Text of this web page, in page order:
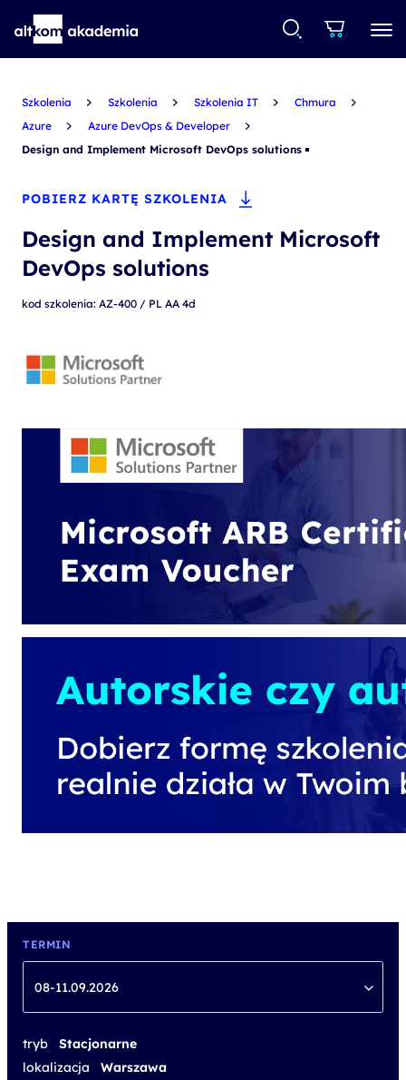
Szkolenia Szkolenia Szkolenia IT
Chmura
Azure
Azure DevOps & Developer
Design and Implement Microsoft DevOps solutions
POBIERZ KARTĘ SZKOLENIA
Design and Implement Microsoft
DevOps solutions
kod szkolenia: AZ-400 / PL AA 4d
TERMIN
08-11.09.2026
tryb
Stacjonarne
lokalizacja
Warszawa